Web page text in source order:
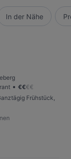
In der Nähe
• €€€€
Frühstück,